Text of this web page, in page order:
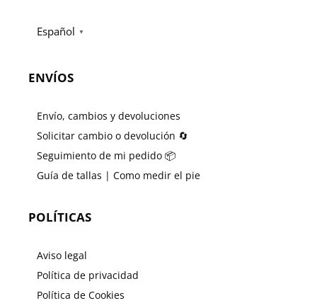
Español ▼
ENVÍOS
Envío, cambios y devoluciones
Solicitar cambio o devolución 🔄
Seguimiento de mi pedido 📦
Guía de tallas | Como medir el pie
POLÍTICAS
Aviso legal
Política de privacidad
Política de Cookies